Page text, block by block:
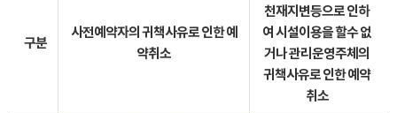
구분
사전예약자의 귀책사유로 인한 예
약취소
천재지변등으로 인하
여 시설이용을 할수 없
거나 관리운영주체의
귀책사유로 인한 예약
취소